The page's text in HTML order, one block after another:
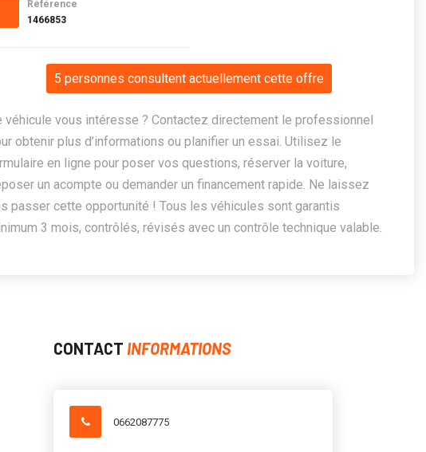
Référence
1466853
5 personnes consultent actuellement cette offre
véhicule vous intéresse ? Contactez directement le professionnel
obtenir plus d’informations ou planifier un essai. Utilisez le
en ligne pour poser vos questions, réserver la voiture,
un acompte ou demander un financement rapide. Ne laissez
passer cette opportunité ! Tous les véhicules sont garantis
3 mois, contrôlés, révisés avec un contrôle technique valable.
CONTACT INFORMATIONS
0662087775